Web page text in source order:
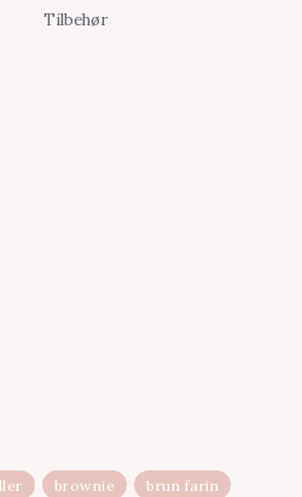
Tilbehør
brownie
brun farin